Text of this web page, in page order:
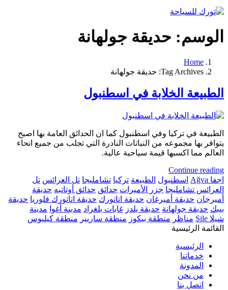
الوسم: حديقة جولهانة
Home
Tag Archives: حديقة جولهانة
الطبيعة الخلابة في اسطنبول
الطبيعة في تركيا وفي اسطنبول كما ان الحدائق العامة بها اصبح
يتوافر بها مجموعه من النباتات النادرة التي تجلب من جميع انحاء
العالم مما اكسبها قيمة سياحية عالية.
Continue reading
اجفا Ağva
اسطنبول الطبيعة تركيا تشامليجا تل العرائس تل
العرائس تشامليجا جزر الأميرات حدائق حدائق أوتاتبه حديقة
أميرجان حديقة أميرغان حديقة اتاتورك حديقة اتاتورك فلوريا حديقة
بيبك حديقة جولهانة حديقة يلدز غابات بلغراد مدينة أغوا مدينة
شيلا Şile
مناظر منطقة بيكوز منطقة ساريير منطقة كيليوس
القائمة الرئيسية
الرئيسية
خدماتنا
المدونة
من نحن
اتصل بنا